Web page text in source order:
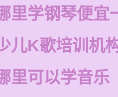
里学钢琴便宜
儿K歌培训机
里可以学音乐